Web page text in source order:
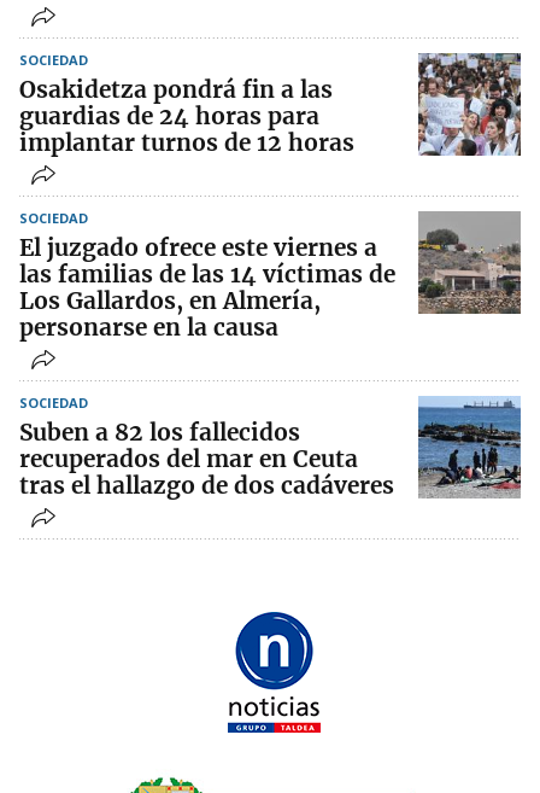
SOCIEDAD
Osakidetza pondrá fin a las
guardias de 24 horas para
implantar turnos de 12 horas
SOCIEDAD
El juzgado ofrece este viernes a
las familias de las 14 víctimas de
Los Gallardos, en Almería,
personarse en la causa
SOCIEDAD
Suben a 82 los fallecidos
recuperados del mar en Ceuta
tras el hallazgo de dos cadáveres